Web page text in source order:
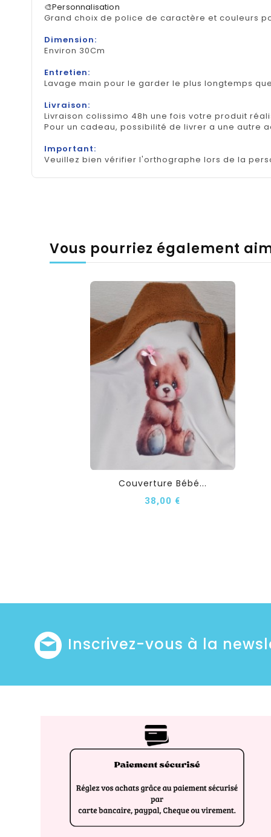
🎨Personnalisation
Grand choix de police de caractère et couleurs
Dimension:
Environ 30Cm
Entretien:
Lavage main pour le garder le plus longtemps
Livraison:
Livraison colissimo 48h une fois votre produit
Pour un cadeau, possibilité de livrer a une autre
Important:
Veuillez bien vérifier l'orthographe lors de la
Vous pourriez également
Couverture Bébé...
38,00 €
Inscrivez-vous à la